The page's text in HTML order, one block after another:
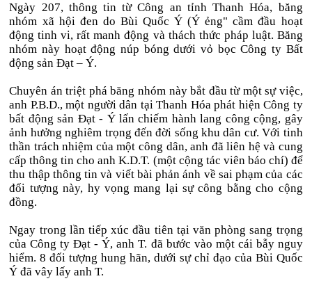
Ngày 207, thông tin từ Công an tỉnh Thanh Hóa, băng
nhóm xã hội đen do Bùi Quốc Ý (Ý ẻng" cầm đầu hoạt
động tinh vi, rất manh động và thách thức pháp luật. Băng
nhóm này hoạt động núp bóng dưới vỏ bọc Công ty Bất
động sản Đạt – Ý.
Chuyên án triệt phá băng nhóm này bắt đầu từ một sự việc,
anh P.B.D., một người dân tại Thanh Hóa phát hiện Công ty
bất động sản Đạt - Ý lấn chiếm hành lang công cộng, gây
ảnh hưởng nghiêm trọng đến đời sống khu dân cư. Với tinh
thần trách nhiệm của một công dân, anh đã liên hệ và cung
cấp thông tin cho anh K.D.T. (một cộng tác viên báo chí) để
thu thập thông tin và viết bài phản ánh về sai phạm của các
đối tượng này, hy vọng mang lại sự công bằng cho cộng
đồng.
Ngay trong lần tiếp xúc đầu tiên tại văn phòng sang trọng
của Công ty Đạt - Ý, anh T. đã bước vào một cái bẫy nguy
hiểm. 8 đối tượng hung hãn, dưới sự chỉ đạo của Bùi Quốc
Ý đã vây lấy anh T.